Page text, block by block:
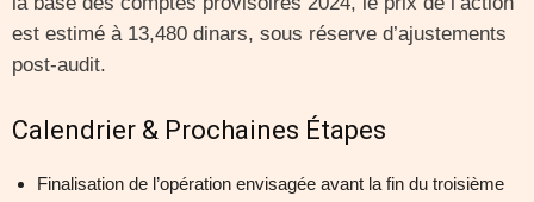
est estimé à 13,480 dinars, sous réserve d’ajustements
post-audit.
Calendrier & Prochaines Étapes
Finalisation de l’opération envisagée avant la fin du troisième